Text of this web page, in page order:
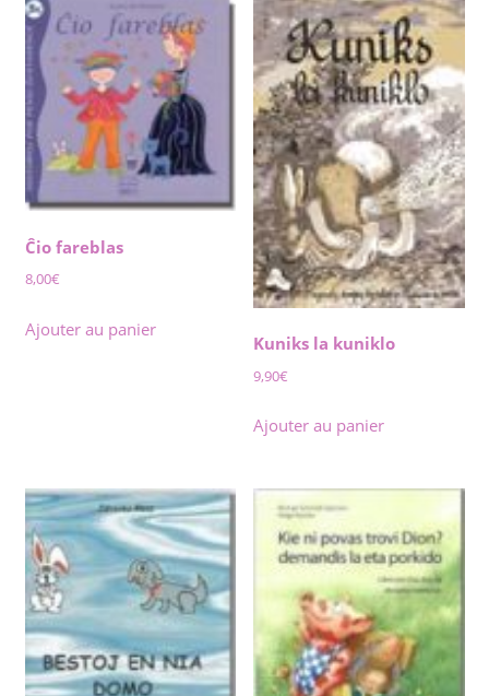
Ĉio fareblas
8,00€
Ajouter au panier
Kuniks la kuniklo
9,90€
Ajouter au panier